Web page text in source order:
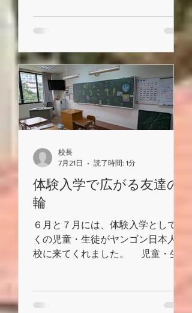
際は、ぜひお立ち寄りいただき、作
品をご覧ください。 期間 7月
ンゴン日本人学校 新校舎３階 進
路指導室 ミャンマーの風景や歴
史的建造物を題材とした作品をご覧
いただけます。
体験入学で広がる友達の
輪
６月と７月には、体験入学として多
くの児童・生徒がヤンゴン日本人学
校に来てくれました。 児童・生
校長
7月21日
読了時間: 1分